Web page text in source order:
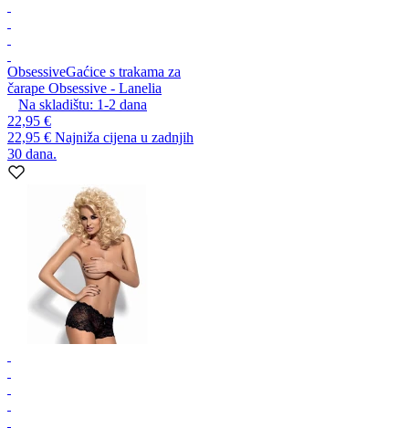
ObsessiveGaćice s trakama za
čarape Obsessive - Lanelia
Na skladištu: 1-2 dana
22,95 €
22,95 € Najniža cijena u zadnjih
30 dana.